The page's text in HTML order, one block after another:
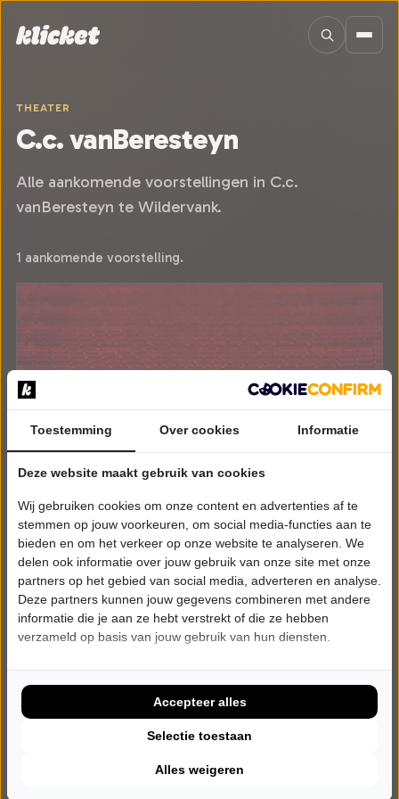
THEATER
C.c. vanBeresteyn
Alle aankomende voorstellingen in C.c.
vanBeresteyn te Wildervank.
1 aankomende voorstelling.
ZATERDAG 24 APRIL 2027 • 20:15 UUR
Tickets
Toestemming Over cookies Informatie
Deze website maakt gebruik van cookies
Wij gebruiken cookies om onze content en advertenties af te
stemmen op jouw voorkeuren, om social media-functies aan te
bieden en om het verkeer op onze website te analyseren. We
delen ook informatie over jouw gebruik van onze site met onze
partners op het gebied van social media, adverteren en analyse.
Deze partners kunnen jouw gegevens combineren met andere
informatie die je aan ze hebt verstrekt of die ze hebben
verzameld op basis van jouw gebruik van hun diensten.
Alles weigeren
Selectie toestaan
Accepteer alles